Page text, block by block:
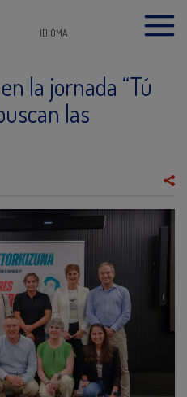
IDIOMA
la jornada “Tú
las